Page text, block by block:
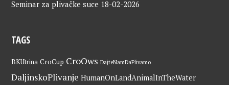
Seminar za plivačke suce 18-02-2026
TAGS
BKUtrina CroCup CroOws DajteNamDaPlivamo
DaljinskoPlivanje HumanOnLandAnimalInTheWater